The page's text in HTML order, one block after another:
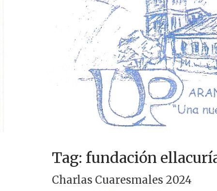
Tag: fundación
Charlas Cuaresmales 2024